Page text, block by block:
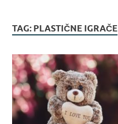
TAG: PLASTIČNE IGRAČE